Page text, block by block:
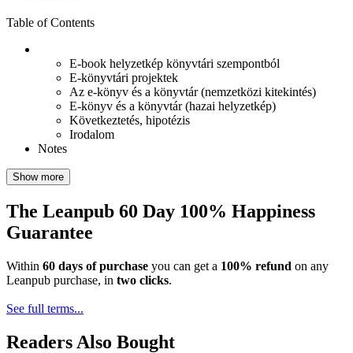
Table of Contents
E-book helyzetkép könyvtári szempontból
E-könyvtári projektek
Az e-könyv és a könyvtár (nemzetközi kitekintés)
E-könyv és a könyvtár (hazai helyzetkép)
Következtetés, hipotézis
Irodalom
Notes
Show more
The Leanpub 60 Day 100% Happiness
Guarantee
Within 60 days of purchase you can get a 100% refund on any
Leanpub purchase, in two clicks.
See full terms...
Readers Also Bought